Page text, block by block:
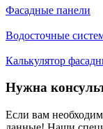
Фасадные панели
Водосточные
Калькулятор
Нужна
Если вам